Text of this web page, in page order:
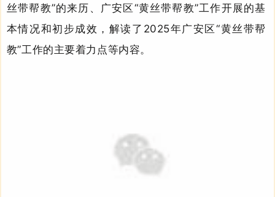
丝带帮教”的来历、广安区“黄丝带帮教”工作开展的基
本情况和初步成效，解读了2025年广安区“黄丝带帮
教”工作的主要着力点等内容。